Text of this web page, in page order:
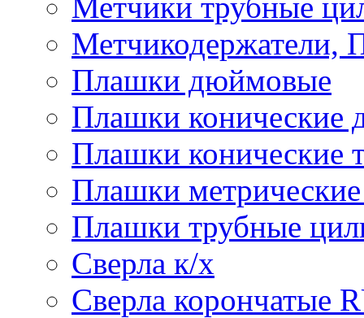
Метчикодержатели,
Плашки дюймовые
Плашки
Плашки конические
Плашки
Плашки трубные
Сверла к/х
Сверла корончатые